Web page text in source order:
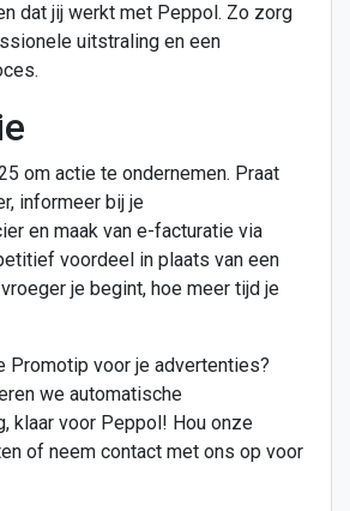
dat jij werkt met Peppol. Zo zorg
uitstraling en een
om actie te ondernemen. Praat
informeer bij je
en maak van e-facturatie via
voordeel in plaats van een
je begint, hoe meer tijd je
Promotip voor je advertenties?
we automatische
klaar voor Peppol! Hou onze
of neem contact met ons op voor